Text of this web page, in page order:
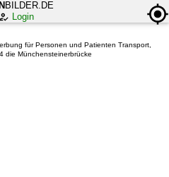
BILDER.DE
Login
für Personen und Patienten Transport,
die Münchensteinerbrücke